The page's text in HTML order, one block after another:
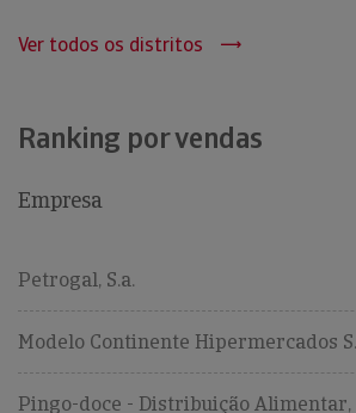
Ver todos os distritos
Ranking por vendas
Empresa
Petrogal, S.a.
Modelo Continente Hipermercados
Pingo-doce - Distribuição Alimentar,